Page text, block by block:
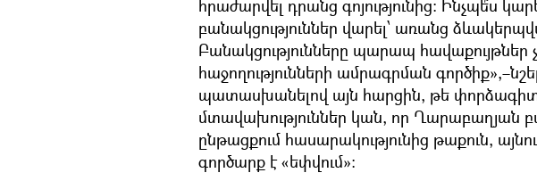
հրաժարվել դրանց գոյությունից։ Ինչպե՞ս
բանակցություններ վարել՝ առանց
Բանակցությունները պարապ հավաքույթներ
հաջողությունների ամրագրման
պատասխանելով այն հարցին, թե
մտավախություններ կան, որ Ղարաբաղյան
ընթացքում հասարակությունից թաքուն,
գործարք է «եփվում»։